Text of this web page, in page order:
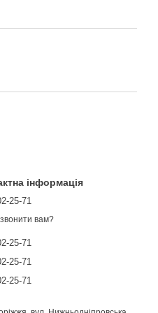
інформація
25-71
вам?
25-71
25-71
25-71